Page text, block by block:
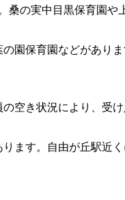
の実中目黒保育園
園保育園などがあり
空き状況により、受
ます。自由が丘駅近